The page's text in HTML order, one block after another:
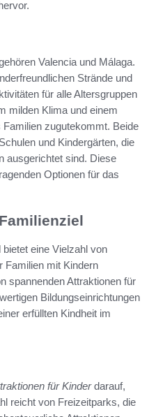
Valencia und Málaga.
Strände und
für alle Altersgruppen
milden Klima und einem
zugutekommt. Beide
und Kindergärten, die
ausgerichtet sind. Diese
Optionen für das
eine Vielzahl von
Familien mit Kindern
spannenden Attraktionen für
Bildungseinrichtungen
erfüllten Kindheit im
für Kinderdarauf,
reicht von Freizeitparks, die